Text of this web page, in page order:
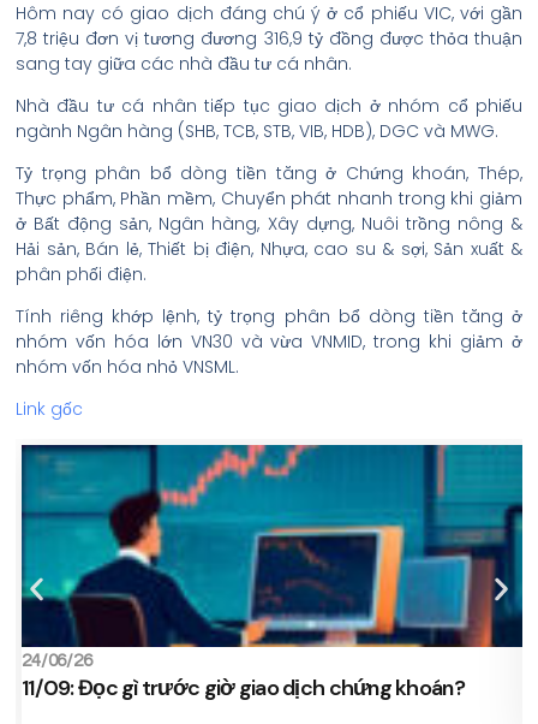
Hôm nay có giao dịch đáng chú ý ở cổ phiếu VIC, với gần
7,8 triệu đơn vị tương đương 316,9 tỷ đồng được thỏa thuận
sang tay giữa các nhà đầu tư cá nhân.
Nhà đầu tư cá nhân tiếp tục giao dịch ở nhóm cổ phiếu
ngành Ngân hàng (SHB, TCB, STB, VIB, HDB), DGC và MWG.
Tỷ trọng phân bổ dòng tiền tăng ở Chứng khoán, Thép,
Thực phẩm, Phần mềm, Chuyển phát nhanh trong khi giảm
ở Bất động sản, Ngân hàng, Xây dựng, Nuôi trồng nông &
Hải sản, Bán lẻ, Thiết bị điện, Nhựa, cao su & sợi, Sản xuất &
phân phối điện.
Tính riêng khớp lệnh, tỷ trọng phân bổ dòng tiền tăng ở
nhóm vốn hóa lớn VN30 và vừa VNMID, trong khi giảm ở
nhóm vốn hóa nhỏ VNSML.
Link gốc
24/06/26
11/09: Đọc gì trước giờ giao dịch chứng khoán?